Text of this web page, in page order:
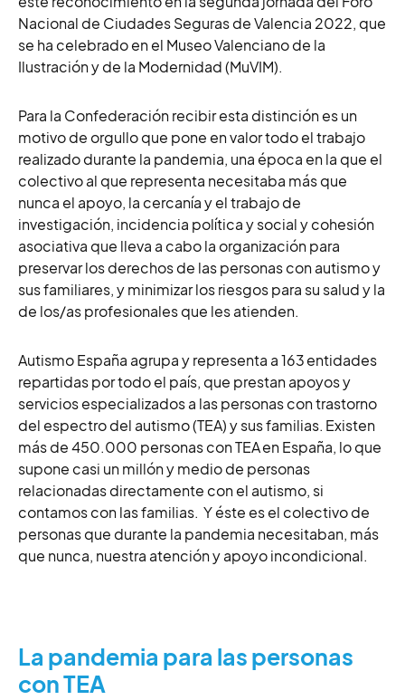
Nacional de CiudadesSeguras de Valencia 2022, que
se ha celebrado en el Museo Valenciano de la
Ilustración y de la Modernidad (MuVIM).
Para la Confederación recibir esta distinción es un
motivo de orgullo que pone en valor todo el trabajo
realizado durante la pandemia, una época en la que el
colectivo al que representa necesitaba más que
nunca el apoyo, la cercanía y el trabajo de
investigación, incidencia política y social y cohesión
asociativa que lleva a cabo la organización para
preservar los derechos de las personas con autismo y
sus familiares, y minimizar los riesgos para su salud y la
de los/as profesionales que les atienden.
Autismo España agrupa y representa a 163 entidades
repartidas por todo el país, que prestan apoyos y
servicios especializados a las personas con trastorno
del espectro del autismo (TEA) y sus familias. Existen
más de 450.000 personas con TEA en España, lo que
supone casi un millón y medio de personas
relacionadas directamente con el autismo, si
contamos con las familias. Y éste es el colectivo de
personas que durante la pandemia necesitaban, más
que nunca, nuestra atención y apoyo incondicional.
La pandemia para las personas
con TEA